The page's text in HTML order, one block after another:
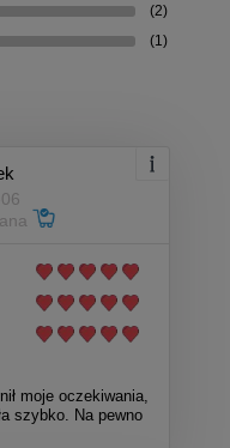
(2)
(1)
moje oczekiwania,
szybko. Na pewno